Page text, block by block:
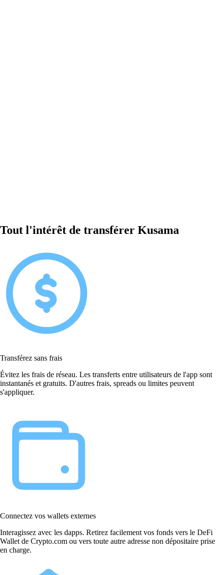
Tout l'intérêt de transférer Kusama
Transférez sans frais
Évitez les frais de réseau. Les transferts entre utilisateurs de l'app sont
instantanés et gratuits. D'autres frais, spreads ou limites peuvent
s'appliquer.
Connectez vos wallets externes
Interagissez avec les dapps. Retirez facilement vos fonds vers le DeFi
Wallet de Crypto.com ou vers toute autre adresse non dépositaire prise
en charge.